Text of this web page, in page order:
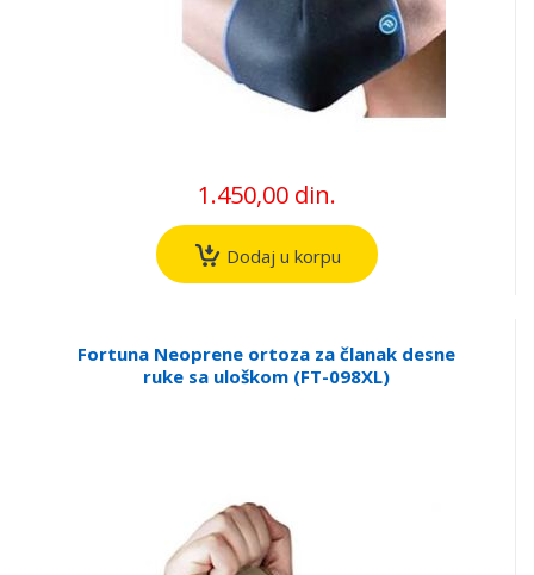
1.450,00 din.
Dodaj u korpu
Fortuna Neoprene ortoza za članak desne
ruke sa uloškom (FT-098XL)